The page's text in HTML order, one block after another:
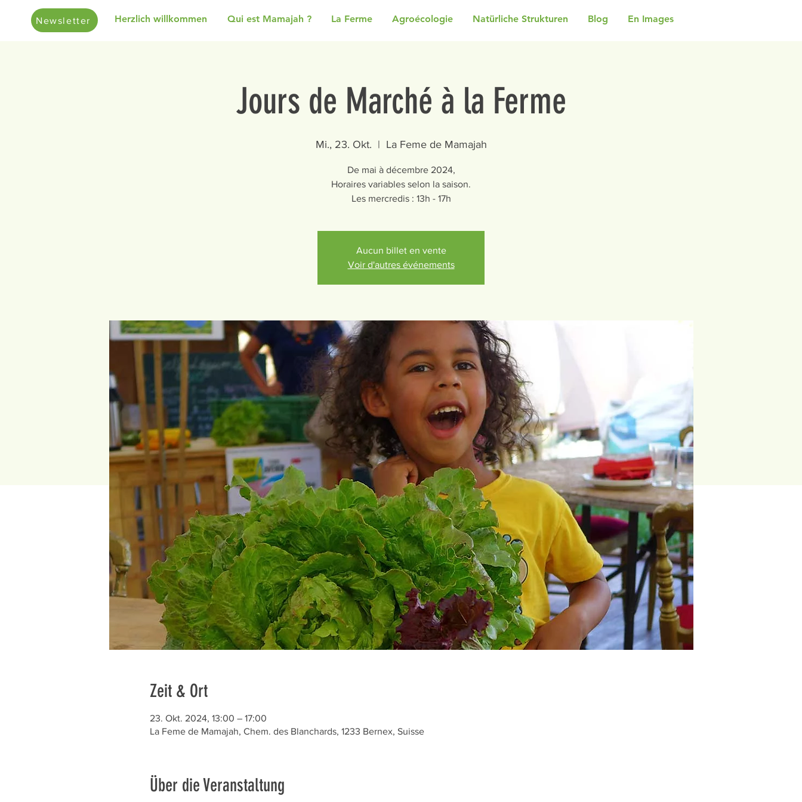
Newsletter Herzlich willkommen Qui est Mamajah ? La Ferme Agroécologie Natürliche Strukturen Blog En Images
Jours de Marché à la Ferme
Mi., 23. Okt.
  |
La Feme de Mamajah
De mai à décembre 2024,
Horaires variables selon la saison.
Les mercredis : 13h - 17h
Aucun billet en vente
Voir d'autres événements
Zeit & Ort
23. Okt. 2024, 13:00 – 17:00
La Feme de Mamajah, Chem. des Blanchards, 1233 Bernex, Suisse
Über die Veranstaltung